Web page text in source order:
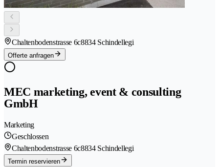
Chaltenbodenstrasse 6c8834 Schindellegi
Offerte anfragen
MEC marketing, event & consulting
GmbH
Marketing
Geschlossen
Chaltenbodenstrasse 6c8834 Schindellegi
Termin reservieren